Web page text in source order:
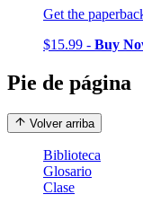
Get the
$15.99 - Buy
Pie de página
Volver arriba
Biblioteca
Glosario
Clase